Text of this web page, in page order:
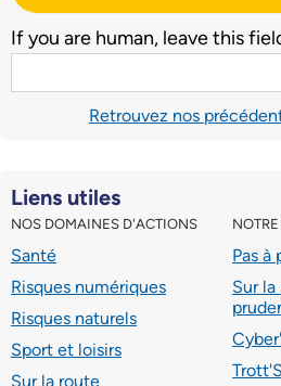
Liens utiles
NOS DOMAINES D'ACTIONS
Santé
Risques numériques
Risques naturels
Sport et loisirs
Sur la route
Pas à
Sur
If you are human, leave this
Retrouvez nos